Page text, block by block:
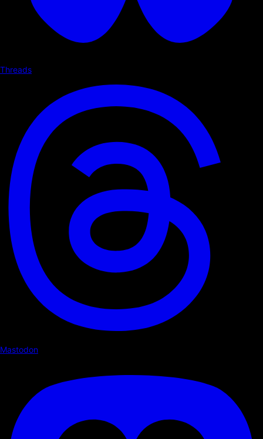
Threads
Mastodon